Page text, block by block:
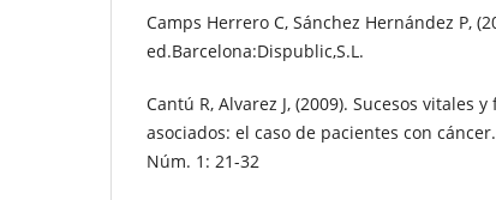
Camps Herrero C, Sánchez Hernández P,
ed.Barcelona:Dispublic,S.L.
Cantú R, Alvarez J, (2009). Sucesos vitales
asociados: el caso de pacientes con
Núm. 1: 21-32